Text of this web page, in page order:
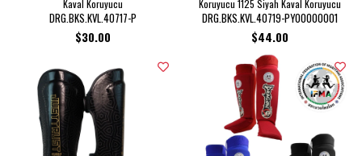
Kaval Koruyucu
DRG.BKS.KVL.40717-P
$30.00
Koruyucu 1125 Siyah Kaval Koruyucu
DRG.BKS.KVL.40719-PY00000001
$44.00